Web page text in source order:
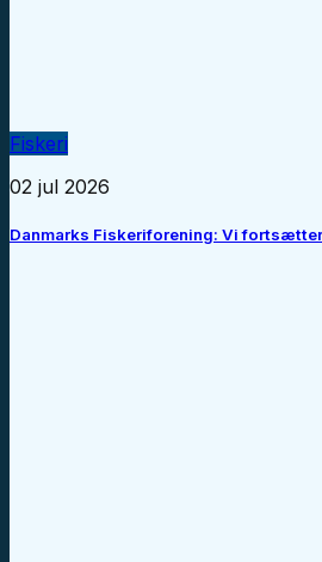
Fiskeri
02 jul 2026
Danmarks Fiskeriforening: Vi